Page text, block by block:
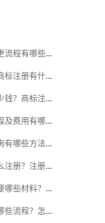
流程有哪些？
标注册有什么
钱？商标注册
及费用有哪些
间是多久？
有哪些方法？
注册？注册商
哪些材料？美
？
些流程？怎么